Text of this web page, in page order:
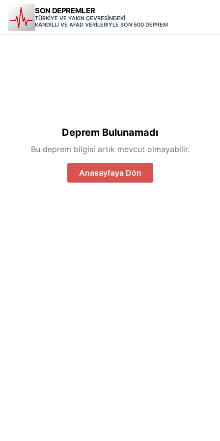
SON DEPREMLER
TÜRKİYE VE YAKIN ÇEVRESİNDEKİ
KANDİLLİ VE AFAD VERİLERİYLE SON 500 DEPREM
Deprem Bulunamadı
Bu deprem bilgisi artık mevcut olmayabilir.
Anasayfaya Dön